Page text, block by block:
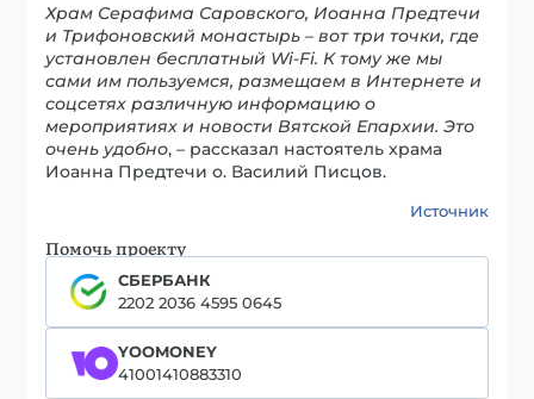
Храм Серафима Саровского, Иоанна Предтечи
и Трифоновский монастырь – вот три точки, где
установлен бесплатный Wi-Fi. К тому же мы
сами им пользуемся, размещаем в Интернете и
соцсетях различную информацию о
мероприятиях и новости Вятской Епархии. Это
очень удобно, – рассказал настоятель храма
Иоанна Предтечи о. Василий Писцов.
Источник
Помочь проекту
СБЕРБАНК
2202 2036 4595 0645
YOOMONEY
41001410883310